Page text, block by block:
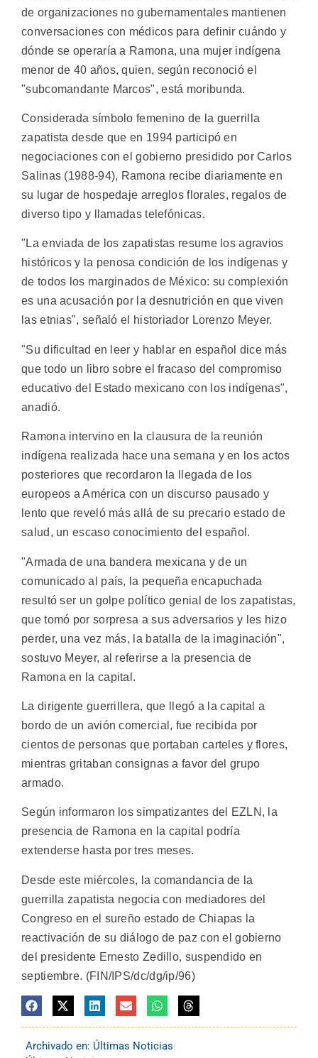
de organizaciones no gubernamentales mantienen
conversaciones con médicos para definir cuándo y
dónde se operaría a Ramona, una mujer indígena
menor de 40 años, quien, según reconoció el
"subcomandante Marcos", está moribunda.
Considerada símbolo femenino de la guerrilla
zapatista desde que en 1994 participó en
negociaciones con el gobierno presidido por Carlos
Salinas (1988-94), Ramona recibe diariamente en
su lugar de hospedaje arreglos florales, regalos de
diverso tipo y llamadas telefónicas.
"La enviada de los zapatistas resume los agravios
históricos y la penosa condición de los indígenas y
de todos los marginados de México: su complexión
es una acusación por la desnutrición en que viven
las etnias", señaló el historiador Lorenzo Meyer.
"Su dificultad en leer y hablar en español dice más
que todo un libro sobre el fracaso del compromiso
educativo del Estado mexicano con los indígenas",
anadió.
Ramona intervino en la clausura de la reunión
indígena realizada hace una semana y en los actos
posteriores que recordaron la llegada de los
europeos a América con un discurso pausado y
lento que reveló más allá de su precario estado de
salud, un escaso conocimiento del español.
"Armada de una bandera mexicana y de un
comunicado al país, la pequeña encapuchada
resultó ser un golpe político genial de los zapatistas,
que tomó por sorpresa a sus adversarios y les hizo
perder, una vez más, la batalla de la imaginación",
sostuvo Meyer, al referirse a la presencia de
Ramona en la capital.
La dirigente guerrillera, que llegó a la capital a
bordo de un avión comercial, fue recibida por
cientos de personas que portaban carteles y flores,
mientras gritaban consignas a favor del grupo
armado.
Según informaron los simpatizantes del EZLN, la
presencia de Ramona en la capital podría
extenderse hasta por tres meses.
Desde este miércoles, la comandancia de la
guerrilla zapatista negocia con mediadores del
Congreso en el sureño estado de Chiapas la
reactivación de su diálogo de paz con el gobierno
del presidente Ernesto Zedillo, suspendido en
septiembre. (FIN/IPS/dc/dg/ip/96)
Archivado en: Últimas Noticias